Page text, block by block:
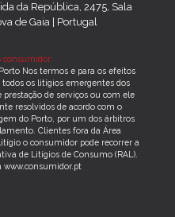
da República, 2475, Sala
de Gaia | Portugal
consumidor:
Nos termos e para os efeitos
todos os litígios emergentes dos
de serviços ou com ele
resolvidos de acordo com o
do Porto, por um dos árbitros
Clientes fora da Área
o consumidor pode recorrer a
de Litígios de Consumo (RAL).